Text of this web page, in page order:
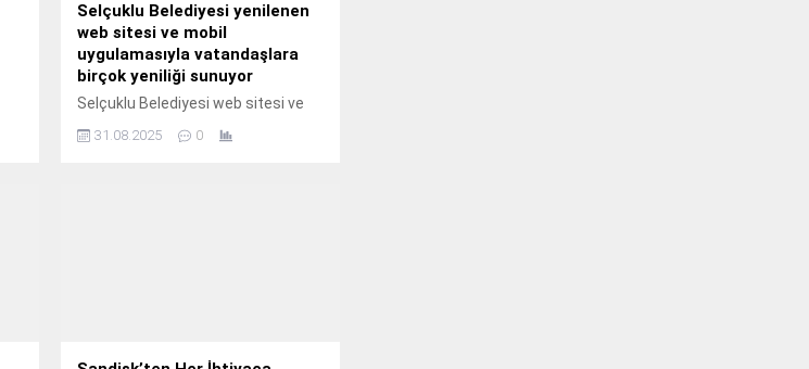
Selçuklu Belediyesi yenilenen
web sitesi ve mobil
uygulamasıyla vatandaşlara
birçok yeniliği sunuyor
Selçuklu Belediyesi web sitesi ve
mobil uygulaması yenilendi.
31.08.2025 0